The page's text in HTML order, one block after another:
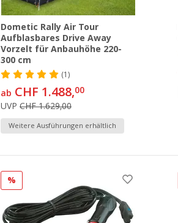
Dometic Rally Air Tour
Aufblasbares Drive Away
Vorzelt für Anbauhöhe 220-
300 cm
(1)
ab CHF 1.488,00
UVPCHF 1.629,00
Weitere Ausführungen erhältlich
%